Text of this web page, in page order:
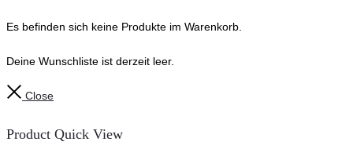
Es befinden sich keine Produkte im Warenkorb.
Deine Wunschliste ist derzeit leer.
Close
Product Quick View